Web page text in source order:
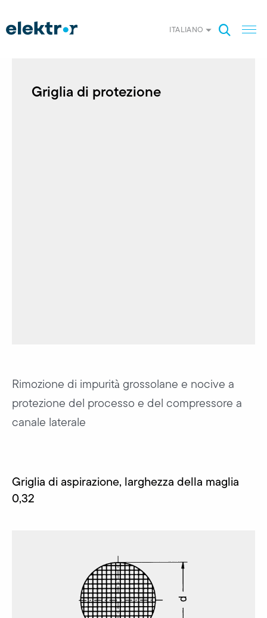
ITALIANO
Griglia di protezione
Rimozione di impurità grossolane e nocive a
protezione del processo e del compressore a
canale laterale
Griglia di aspirazione, larghezza della maglia
0,32